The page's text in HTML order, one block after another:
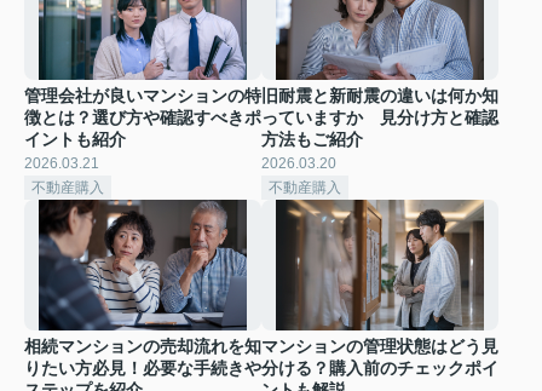
管理会社が良いマンションの特
徴とは？選び方や確認すべきポ
イントも紹介
2026.03.21
不動産購入
旧耐震と新耐震の違いは何か知
っていますか 見分け方と確認
方法もご紹介
2026.03.20
不動産購入
相続マンションの売却流れを知
りたい方必見！必要な手続きや
マンションの管理状態はどう見
分ける？購入前のチェックポイ